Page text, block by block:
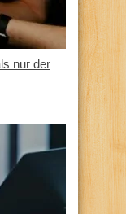
nur der